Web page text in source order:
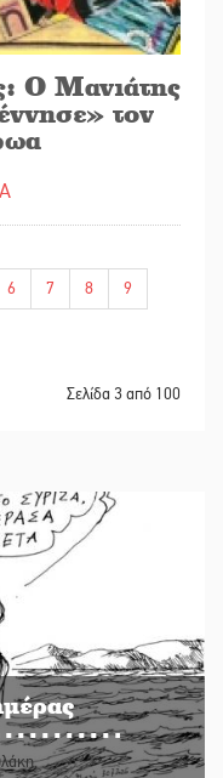
Ο Μανιάτης
τον
6 7 8
9
Σελίδα 3 από 100